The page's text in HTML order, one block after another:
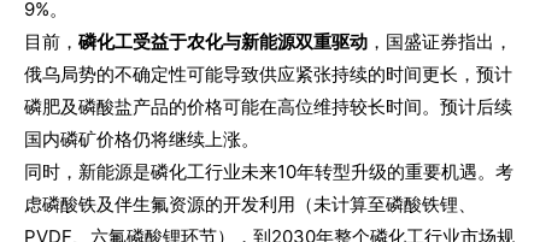
9%。
目前， 磷化工受益于农化与新能源双重驱动 ，国盛证券指出，
俄乌局势的不确定性可能导致供应紧张持续的时间更长，预计
磷肥及磷酸盐产品的价格可能在高位维持较长时间。预计后续
国内磷矿价格仍将继续上涨。
同时，新能源是磷化工行业未来10年转型升级的重要机遇。考
虑磷酸铁及伴生氟资源的开发利用（未计算至磷酸铁锂、
PVDF、六氟磷酸锂环节），到2030年整个磷化工行业市场规